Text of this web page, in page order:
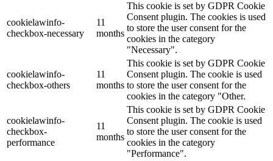
cookielawinfo-
checkbox-necessary
11
months
This cookie is set by GDPR Cookie
Consent plugin. The cookies is used
to store the user consent for the
cookies in the category
"Necessary".
cookielawinfo-
checkbox-others
11
months
This cookie is set by GDPR Cookie
Consent plugin. The cookie is used
to store the user consent for the
cookies in the category "Other.
cookielawinfo-
checkbox-
performance
11
months
This cookie is set by GDPR Cookie
Consent plugin. The cookie is used
to store the user consent for the
cookies in the category
"Performance".